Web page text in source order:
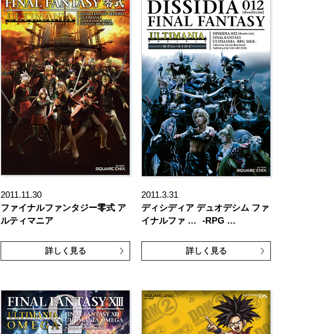
2011.11.30
ファイナルファンタジー零式 ア
ルティマニア
詳しく見る
2011.3.31
ディシディア デュオデシム ファ
イナルファ …
-RPG …
詳しく見る